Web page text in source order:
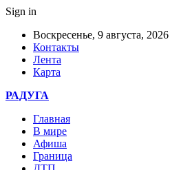
Sign in
Воскресенье, 9 августа, 2026
Контакты
Лента
Карта
РАДУГА
Главная
В мире
Афиша
Граница